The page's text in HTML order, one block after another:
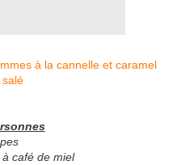
café de miel